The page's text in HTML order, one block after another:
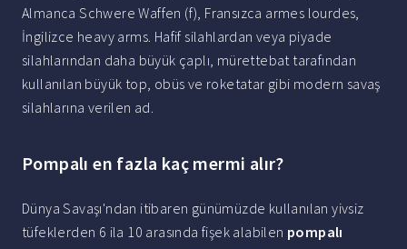
Almanca Schwere Waffen (f), Fransızca armes lourdes,
İngilizce heavy arms. Hafif silahlardan veya piyade
silahlarından daha büyük çaplı, mürettebat tarafından
kullanılan büyük top, obüs ve roketatar gibi modern savaş
silahlarına verilen ad.
Pompalı en fazla kaç mermi alır?
Dünya Savaşı'ndan itibaren günümüzde kullanılan yivsiz
tüfeklerden 6 ila 10 arasında fişek alabilen pompalı